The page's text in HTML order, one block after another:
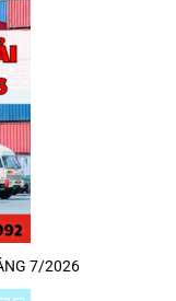
7/2026